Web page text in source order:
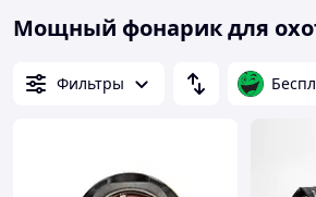
Мощный фонарик для
Фильтры